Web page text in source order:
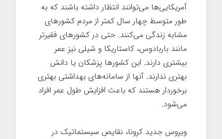
آمریکایی‌ها می‌توانند انتظار داشته باشند که به
طور متوسط ​​چهار سال کمتر از مردم کشورهای
مشابه زندگی می‌کنند. حتی در کشورهای فقیرتر
مانند باربادوس، کاستاریکا و شیلی نیز عمر
بیشتری دارند. این کشورها پزشکان یا دانش
بهتری ندارند. آنها از سامانه‌های بهداشتی بهتری
برخوردار هستند که باعث افزایش طول عمر افراد
می‌شود.
ویروس جدید کرونا، نقایص سیستماتیک در